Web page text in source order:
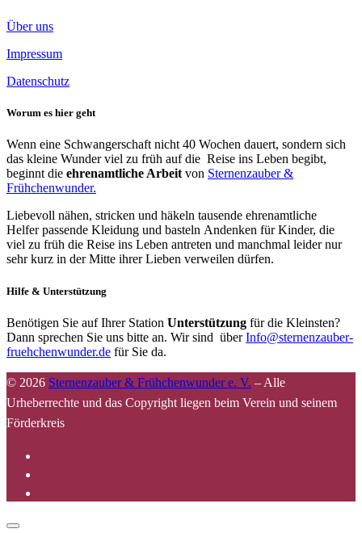
Über uns
Impressum
Datenschutz
Worum es hier geht
Wenn eine Schwangerschaft nicht 40 Wochen dauert, sondern sich
das kleine Wunder viel zu früh auf die Reise ins Leben begibt,
beginnt die ehrenamtliche Arbeit von Sternenzauber &
Frühchenwunder.
Liebevoll nähen, stricken und häkeln tausende ehrenamtliche
Helfer passende Kleidung und basteln Andenken für Kinder, die
viel zu früh die Reise ins Leben antreten und manchmal leider nur
sehr kurz in der Mitte ihrer Lieben verweilen dürfen.
Hilfe & Unterstützung
Benötigen Sie auf Ihrer Station Unterstützung für die Kleinsten?
Dann sprechen Sie uns bitte an. Wir sind überInfo@sternenzauber-
fruehchenwunder.de für Sie da.
© 2026 Sternenzauber & Frühchenwunder e. V. – Alle
Urheberrechte und das Copyright liegen beim Verein und seinem
Förderkreis